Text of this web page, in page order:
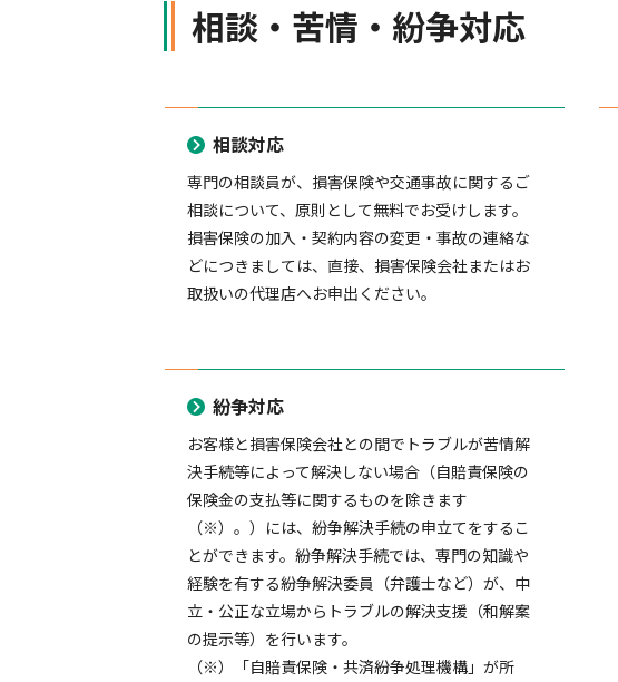
相談・苦情・紛争対応
相談対応
専門の相談員が、損害保険や交通事故に関するご
相談について、原則として無料でお受けします。
損害保険の加入・契約内容の変更・事故の連絡な
どにつきましては、直接、損害保険会社またはお
取扱いの代理店へお申出ください。
紛争対応
お客様と損害保険会社との間でトラブルが苦情解
決手続等によって解決しない場合（自賠責保険の
保険金の支払等に関するものを除きます
（※）。）には、紛争解決手続の申立てをするこ
とができます。紛争解決手続では、専門の知識や
経験を有する紛争解決委員（弁護士など）が、中
立・公正な立場からトラブルの解決支援（和解案
の提示等）を行います。
（※）「自賠責保険・共済紛争処理機構」が所